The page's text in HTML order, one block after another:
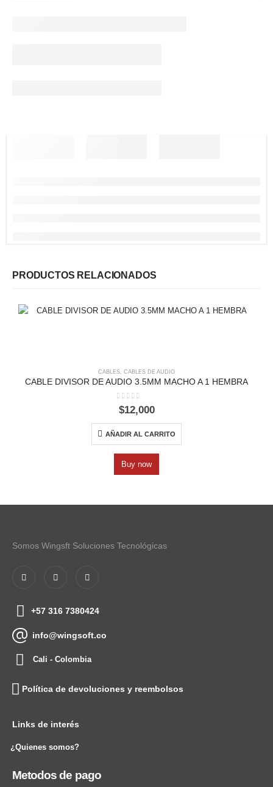
PRODUCTOS RELACIONADOS
CABLES, CABLES DE AUDIO
CABLE DIVISOR DE AUDIO 3.5MM MACHO A 1 HEMBRA
0out of 5
$12,000
AÑADIR AL CARRITO
Buy now
Somos Wingsft Soluciones Tecnológicas
+57 316 7380424
info@wingsoft.co
Cali - Colombia
Política de devoluciones y reembolsos
Links de interés
¿Quienes somos?
Metodos de pago